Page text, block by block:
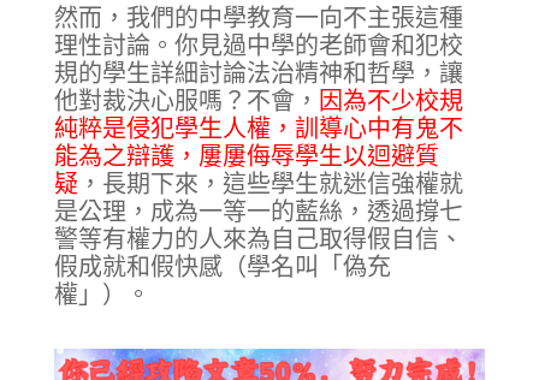
然而，我們的中學教育一向不主張這種
理性討論。你見過中學的老師會和犯校
規的學生詳細討論法治精神和哲學，讓
他對裁決心服嗎？不會， 因為不少校規
純粹是侵犯學生人權，訓導心中有鬼不
能為之辯護，屢屢侮辱學生以迴避質
疑 ，長期下來，這些學生就迷信強權就
是公理，成為一等一的藍絲，透過撐七
警等有權力的人來為自己取得假自信、
假成就和假快感（學名叫「偽充
權」）。